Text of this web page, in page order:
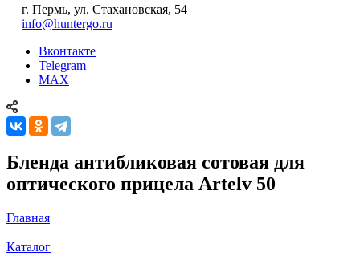
г. Пермь, ул. Стахановская, 54
info@huntergo.ru
Вконтакте
Telegram
MAX
Бленда антибликовая сотовая для
оптического прицела Artelv 50
Главная
—
Каталог